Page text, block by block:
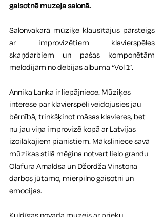
gaisotnē muzeja salonā.
Salonvakarā mūziķe klausītājus pārsteigs
ar improvizētiem klavierspēles
skaņdarbiem un pašas komponētām
melodijām no debijas albuma “Vol 1”.
Annika Lanka ir liepājniece. Mūziķes
interese par klavierspēli veidojusies jau
bērnībā, trinkšķinot māsas klavieres, bet
nu jau viņa improvizē kopā ar Latvijas
izcilākajiem pianistiem. Māksliniece savā
mūzikas stilā mēģina notvert lielo grandu
Olafura Arnaldsa un Džordža Vinstona
darbos jūtamo, mierpilno gaisotni un
emocijas.